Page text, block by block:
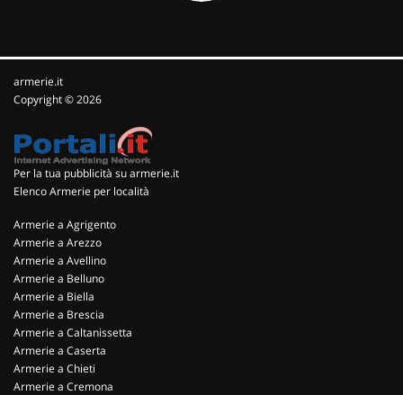
armerie.it
Copyright © 2026
Per la tua pubblicità su armerie.it
Elenco Armerie per località
Armerie a Agrigento
Armerie a Arezzo
Armerie a Avellino
Armerie a Belluno
Armerie a Biella
Armerie a Brescia
Armerie a Caltanissetta
Armerie a Caserta
Armerie a Chieti
Armerie a Cremona